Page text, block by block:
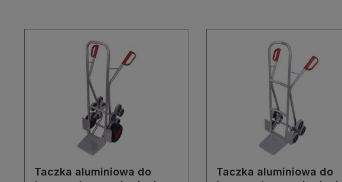
Taczka aluminiowa do
Taczka aluminiowa do